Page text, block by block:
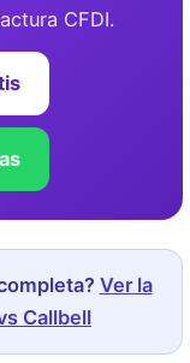
CFDI.
Ver la
Callbell